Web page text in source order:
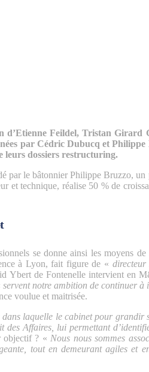
d’Etienne Feildel, Tristan
par Cédric Dubucq et
leurs dossiers restructuring.
par le bâtonnier Philippe Bruzzo,
technique, réalise 50 % de
se donne ainsi les moyens
à Lyon, fait figure de « directeur
de Fontenelle intervient en
servent notre ambition de continuer à
voulue et maitrisée.
laquelle le cabinet pour grandir
Affaires, lui permettant
objectif ? « Nous nous sommes
tout en demeurant agiles et